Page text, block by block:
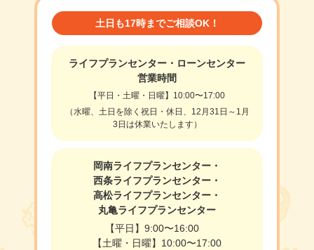
土日も17時までご相談OK！
ライフプランセンター・ローンセンター
営業時間
【平日・土曜・日曜】10:00〜17:00
（水曜、土日を除く祝日・休日、12月31日～1月
3日は休業いたします）
岡南ライフプランセンター・
西条ライフプランセンター・
高松ライフプランセンター・
丸亀ライフプランセンター
【平日】9:00〜16:00
【土曜・日曜】10:00〜17:00